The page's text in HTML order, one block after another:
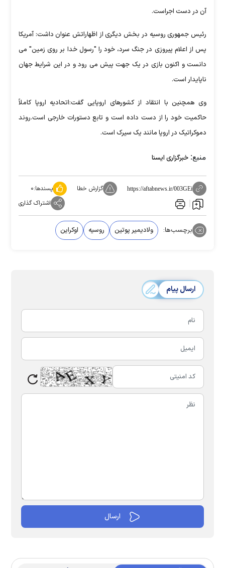
آن در دست اجراست.
رئیس جمهوری روسیه در بخش دیگری از اظهاراتش عنوان داشت: آمریکا
پس از اعلام پیروزی در جنگ سرد، خود را "رسول خدا بر روی زمین" می
دانست و اکنون بازی در یک جهت پیش می رود و در این شرایط جهان
ناپایدار است.
وی همچنین با انتقاد از کشورهای اروپایی گفت:اتحادیه اروپا کاملاً
حاکمیت خود را از دست داده است و تابع دستورات خارجی است.روند
دموکراتیک در اروپا مانند یک سیرک است.
منبع: خبرگزاری ایسنا
https://aftabnews.ir/003GEi گزارش خطا پسندها:۰
اشتراک گذاری
برچسب‌ها: ولادیمیر پوتین روسیه اوکراین
ارسال پیام